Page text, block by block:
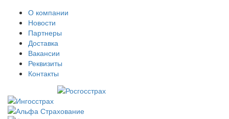
О компании
Новости
Партнеры
Доставка
Вакансии
Реквизиты
Контакты